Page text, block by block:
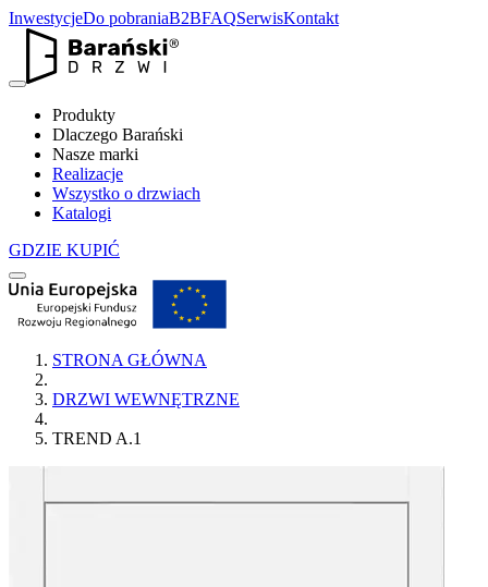
InwestycjeDo pobraniaB2BFAQSerwisKontakt
Produkty
Dlaczego Barański
Nasze marki
Realizacje
Wszystko o drzwiach
Katalogi
GDZIE KUPIĆ
STRONA GŁÓWNA
DRZWI WEWNĘTRZNE
TREND A.1